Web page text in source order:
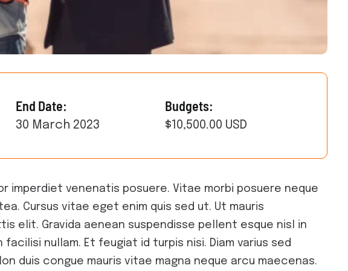
End Date:
30 March 2023
Budgets:
$10,500.00 USD
imperdiet venenatis posuere. Vitae morbi posuere neque
Cursus vitae eget enim quis sed ut. Ut mauris
elit. Gravida aenean suspendisse pellent esque nisl in
nullam. Et feugiat id turpis nisi. Diam varius sed
duis congue mauris vitae magna neque arcu maecenas.